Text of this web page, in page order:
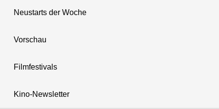
Neustarts der Woche
Vorschau
Filmfestivals
Kino-Newsletter